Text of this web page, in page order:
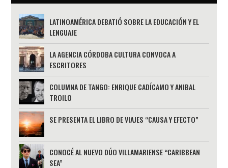
LATINOAMÉRICA DEBATIÓ SOBRE LA EDUCACIÓN Y EL
LENGUAJE
LA AGENCIA CÓRDOBA CULTURA CONVOCA A
ESCRITORES
COLUMNA DE TANGO: ENRIQUE CADÍCAMO Y ANIBAL
TROILO
SE PRESENTA EL LIBRO DE VIAJES “CAUSA Y EFECTO”
CONOCÉ AL NUEVO DÚO VILLAMARIENSE “CARIBBEAN
SEA”